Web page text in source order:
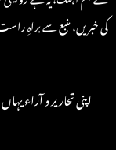
کی خبریں، منبع سے براہِ
: اپنی تحاریر و آراء